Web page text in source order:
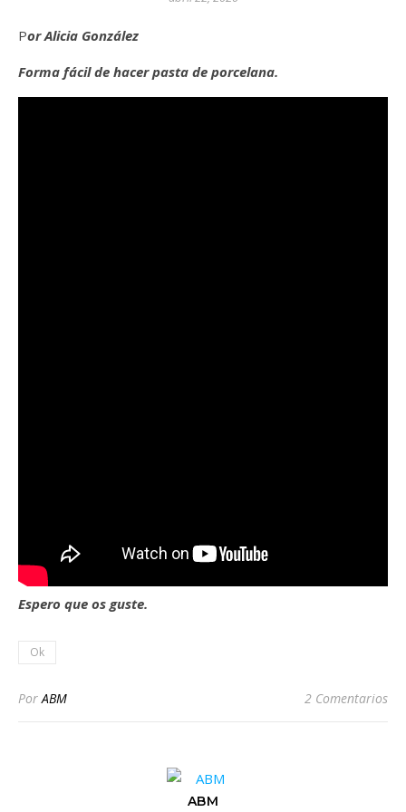
Por Alicia González
Forma fácilde hacer pasta de porcelana.
Espero que os guste.
Ok
PorABM 2 Comentarios
ABM